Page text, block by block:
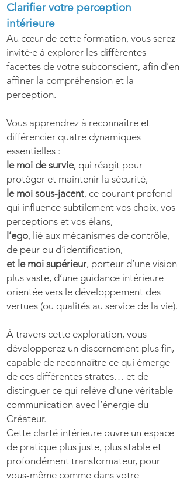
Clarifier votre perception
intérieure
Au cœur de cette formation, vous serez
invité·e à explorer les différentes
facettes de votre subconscient, afin d’en
affiner la compréhension et la
perception.
Vous apprendrez à reconnaître et
différencier quatre dynamiques
essentielles :
le moi de survie, qui réagit pour
protéger et maintenir la sécurité,
le moi sous-jacent, ce courant profond
qui influence subtilement vos choix, vos
perceptions et vos élans,
l’ego, lié aux mécanismes de contrôle,
de peur ou d’identification,
et le moi supérieur, porteur d’une vision
plus vaste, d’une guidance intérieure
orientée vers le développement des
vertues (ou qualités au service de la vie).
À travers cette exploration, vous
développerez un discernement plus fin,
capable de reconnaître ce qui émerge
de ces différentes strates… et de
distinguer ce qui relève d’une véritable
communication avec l’énergie du
Créateur.
Cette clarté intérieure ouvre un espace
de pratique plus juste, plus stable et
profondément transformateur, pour
vous-même comme dans votre